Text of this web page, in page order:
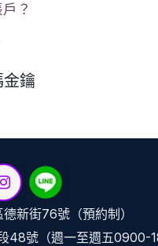
？
鑰
新街76號（預約制）
48號（週一至週五0900-